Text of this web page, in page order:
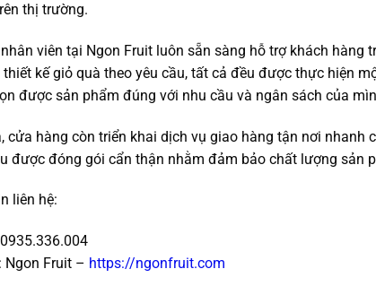
thị trường.
viên tại Ngon Fruit luôn sẵn sàng hỗ trợ khách
thiết kế giỏ quà theo yêu cầu, tất cả đều được thực hiện
được sản phẩm đúng với nhu cầu và ngân sách của
cửa hàng còn triển khai dịch vụ giao hàng tận nơi
được đóng gói cẩn thận nhằm đảm bảo chất lượng sản
liên hệ:
Ngon Fruit – https://ngonfruit.com